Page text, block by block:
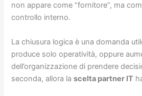
non appare come “fornitore”, ma
controllo interno.
La chiusura logica è una domanda
produce solo operatività, oppure
dell’organizzazione di prendere
seconda, allora lascelta partner IT